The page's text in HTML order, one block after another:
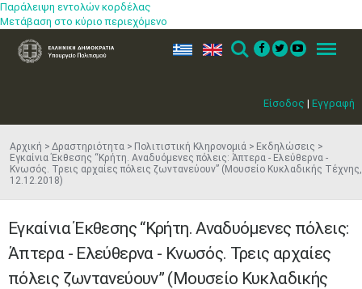
Παράλειψη εντολών κορδέλας
Μετάβαση στο κύριο περιεχόμενο
Είσοδος | Εγγραφή
ελ en Search Menu
Αρχική Δραστηριότητα Πολιτιστική Κληρονομιά
Εκδηλώσεις
Εγκαίνια Έκθεσης “Κρήτη. Αναδυόμενες πόλεις: Άπτερα - Ελεύθερνα -
Κνωσός. Τρεις αρχαίες πόλεις ζωντανεύουν” (Μουσείο Κυκλαδικής Τέχνης,
12.12.2018)
Εγκαίνια Έκθεσης “Κρήτη. Αναδυόμενες πόλεις:
Άπτερα - Ελεύθερνα - Κνωσός. Τρεις αρχαίες
πόλεις ζωντανεύουν” (Μουσείο Κυκλαδικής